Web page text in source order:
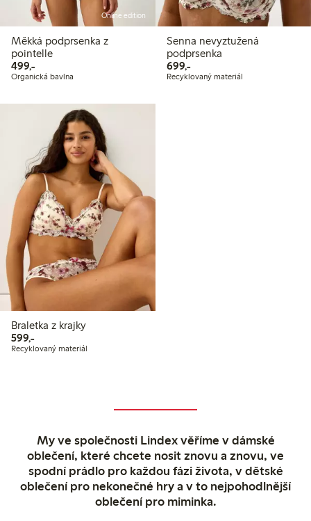
Online edition
Měkká podprsenka z
pointelle
499,-499,00 Kč
Organická bavlna
Senna nevyztužená
podprsenka
699,-699,00 Kč
Recyklovaný materiál
Braletka z krajky
599,-599,00 Kč
Recyklovaný materiál
My ve společnosti Lindex věříme v dámské
oblečení, které chcete nosit znovu a znovu, ve
spodní prádlo pro každou fázi života, v dětské
oblečení pro nekonečné hry a v to nejpohodlnější
oblečení pro miminka.